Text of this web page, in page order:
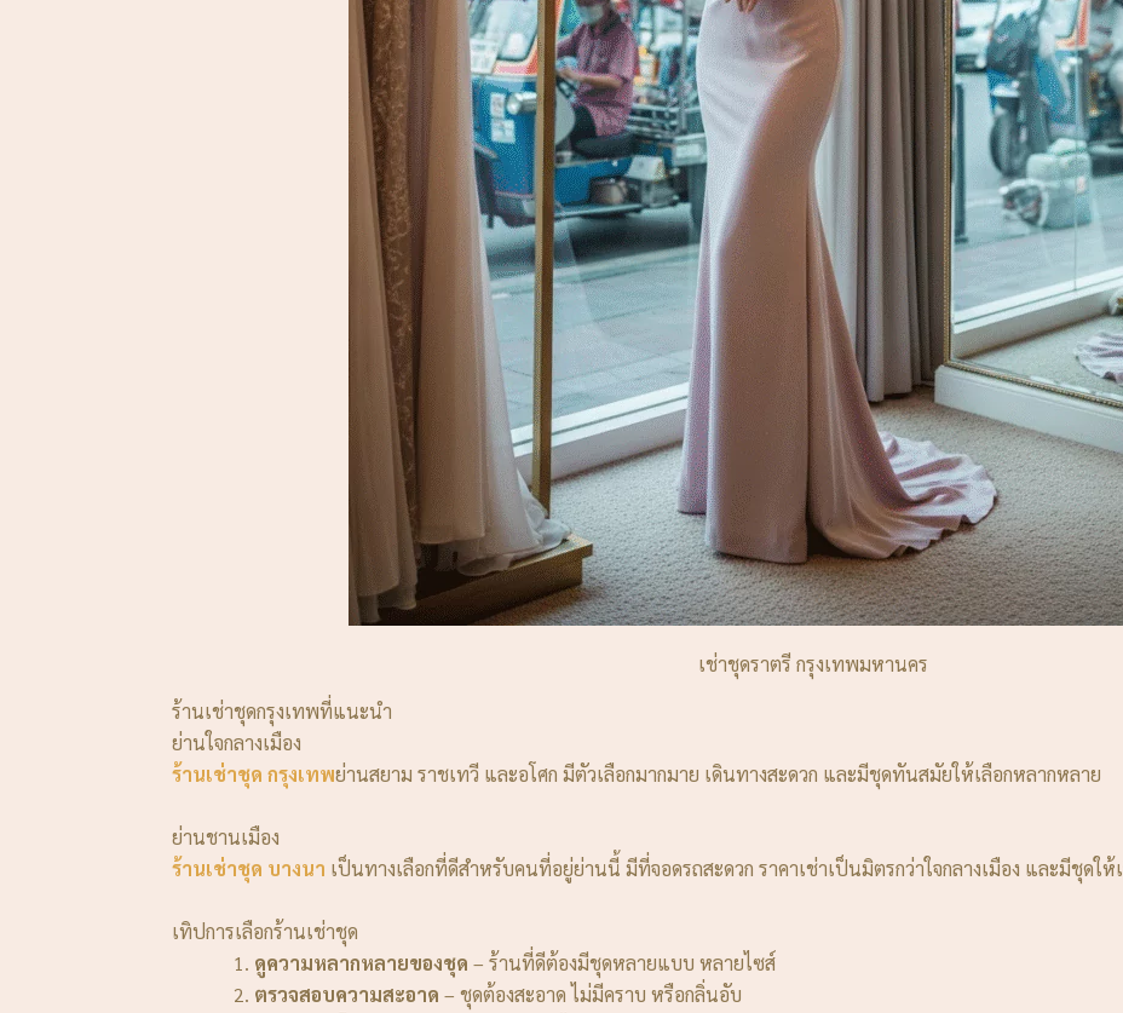
เช่าชุดราตรี กรุงเทพมหานคร
ร้านเช่าชุดกรุงเทพที่แนะนำ
ย่านใจกลางเมือง
ร้านเช่าชุด กรุงเทพย่านสยาม ราชเทวี และอโศก มีตัวเลือกมากมาย เดินทางสะดวก และมีชุดทันสมัยให้เลือกหลากหลาย
ย่านชานเมือง
ร้านเช่าชุด บางนา เป็นทางเลือกที่ดีสำหรับคนที่อยู่ย่านนี้ มีที่จอดรถสะดวก ราคาเช่าเป็นมิตรกว่าใจกลางเมือง และมีชุดให้
เทิปการเลือกร้านเช่าชุด
ดูความหลากหลายของชุด – ร้านที่ดีต้องมีชุดหลายแบบ หลายไซส์
ตรวจสอบความสะอาด – ชุดต้องสะอาด ไม่มีคราบ หรือกลิ่นอับ